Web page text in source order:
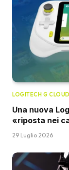
LOGITECH G CLOUD
Una nuova
«riposta nei
29 Luglio 2026